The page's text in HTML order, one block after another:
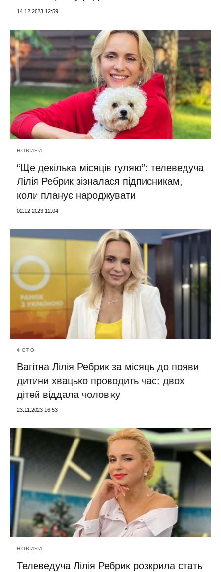
14.12.2023 12:59
НОВИНИ
“Ще декілька місяців гуляю”: телеведуча
Лілія Ребрик зізналася підписникам,
коли планує народжувати
02.12.2023 12:04
ФОТО
Вагітна Лілія Ребрик за місяць до появи
дитини хвацько проводить час: двох
дітей віддала чоловіку
23.11.2023 16:53
НОВИНИ
Телеведуча Лілія Ребрик розкрила стать